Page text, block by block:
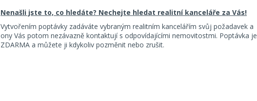
Nenašli jste to, co hledáte? Nechejte hledat realitní kanceláře za Vás!
Vytvořením poptávky zadáváte vybraným realitním kancelářím svůj požadavek a
ony Vás potom nezávazně kontaktují s odpovídajícími nemovitostmi. Poptávka je
ZDARMA a můžete ji kdykoliv pozměnit nebo zrušit.